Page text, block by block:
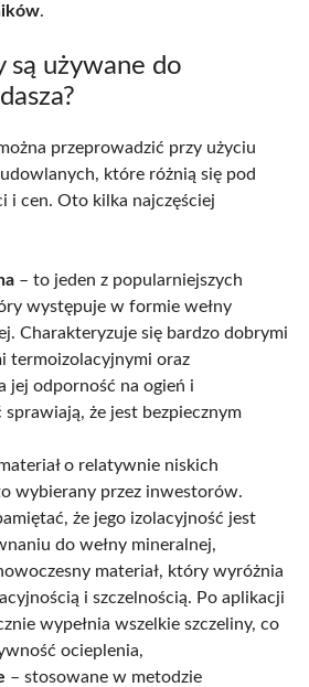
.
są używane do
przeprowadzić przy użyciu
które różnią się pod
i cen. Oto kilka najczęściej
– to jeden z popularniejszych
występuje w formie wełny
Charakteryzuje się bardzo dobrymi
termoizolacyjnymi oraz
jej odporność na ogień i
sprawiają, że jest bezpiecznym
o relatywnie niskich
wybierany przez inwestorów.
że jego izolacyjność jest
do wełny mineralnej,
materiał, który wyróżnia
i szczelnością. Po aplikacji
wypełnia wszelkie szczeliny, co
ocieplenia,
– stosowane w metodzie